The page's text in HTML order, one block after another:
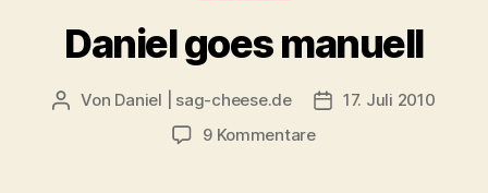
Objektiv“
Daniel goes manuell
Beitragsautor
Von Daniel | sag-cheese.de Beitragsdatum
17. Juli 2010
9 Kommentarezu